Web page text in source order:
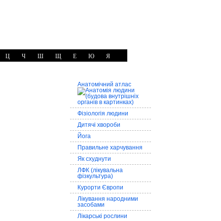
Ц Ч Ш Щ Е Ю Я
Анатомічний атлас
Фізіологія людини
Дитячі хвороби
Йога
Правильне харчування
Як схуднути
ЛФК (лікувальна
фізкультура)
Курорти Європи
Лікування народними
засобами
Лікарські рослини